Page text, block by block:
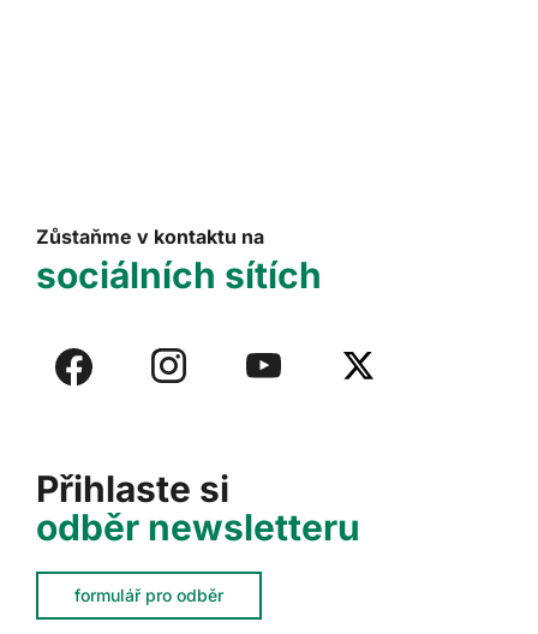
Přihlaste si
odběr newsletteru
formulář pro odběr
Zůstaňme v kontaktu na
sociálních sítích